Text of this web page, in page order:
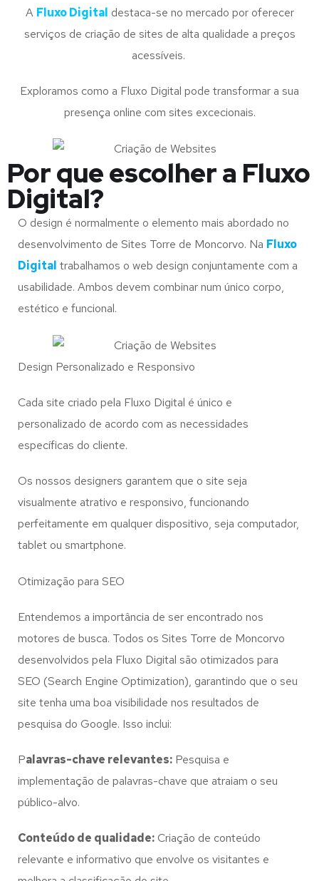
A Fluxo Digital destaca-se no mercado por oferecer
serviços de criação de sites de alta qualidade a preços
acessíveis.
Exploramos como a Fluxo Digital pode transformar a sua
presença online com sites excecionais.
Por que escolher a Fluxo
Digital?
O design é normalmente o elemento mais abordado no
desenvolvimento de Sites Torre de Moncorvo. Na Fluxo
Digital trabalhamos o web design conjuntamente com a
usabilidade. Ambos devem combinar num único corpo,
estético e funcional.
Design Personalizado e Responsivo
Cada site criado pela Fluxo Digital é único e
personalizado de acordo com as necessidades
específicas do cliente.
Os nossos designers garantem que o site seja
visualmente atrativo e responsivo, funcionando
perfeitamente em qualquer dispositivo, seja computador,
tablet ou smartphone.
Otimização para SEO
Entendemos a importância de ser encontrado nos
motores de busca. Todos os Sites Torre de Moncorvo
desenvolvidos pela Fluxo Digital são otimizados para
SEO (Search Engine Optimization), garantindo que o seu
site tenha uma boa visibilidade nos resultados de
pesquisa do Google. Isso inclui:
Palavras-chave relevantes: Pesquisa e
implementação de palavras-chave que atraiam o seu
público-alvo.
Conteúdo de qualidade:Criação de conteúdo
relevante e informativo que envolve os visitantes e